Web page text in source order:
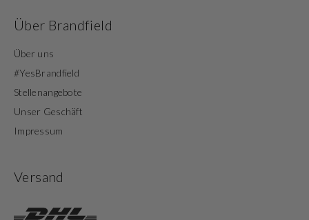
Über Brandfield
Über uns
#YesBrandfield
Stellenangebote
Unser Geschäft
Impressum
Versand